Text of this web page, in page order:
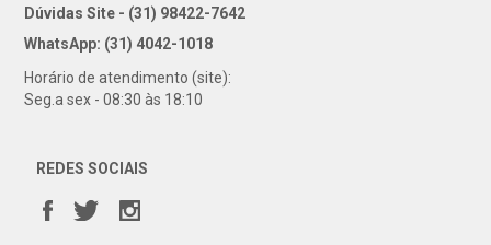
Dúvidas Site - (31) 98422-7642
WhatsApp: (31) 4042-1018
Horário de atendimento (site):
Seg.a sex - 08:30 às 18:10
REDES SOCIAIS